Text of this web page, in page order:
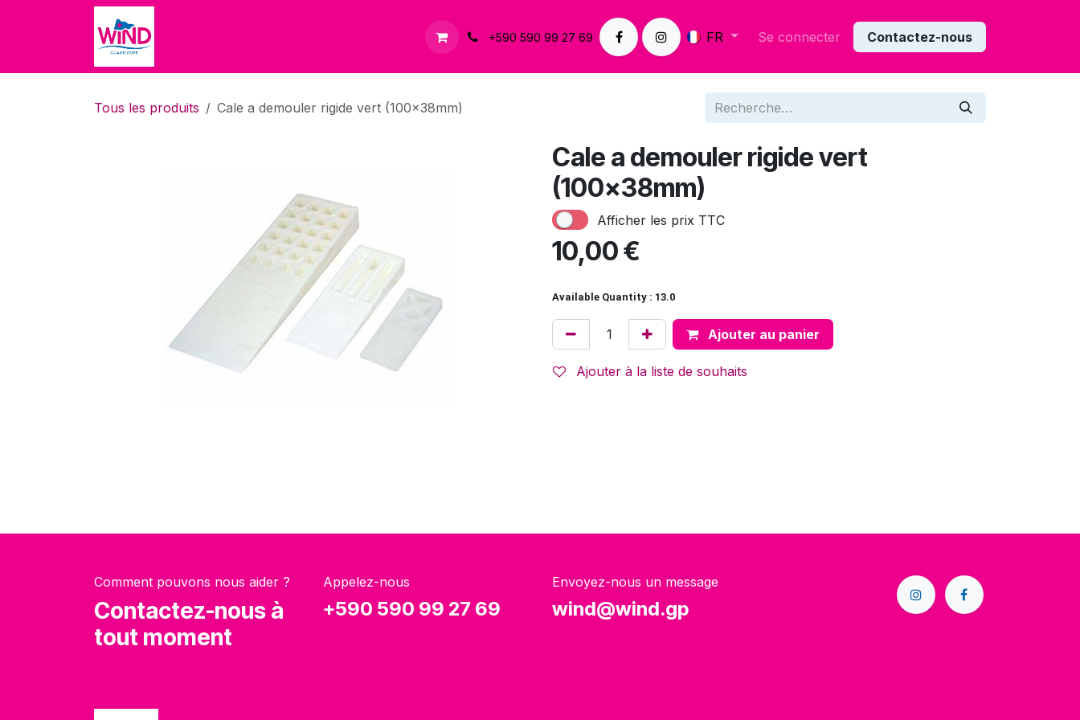
Se rendre au contenu
Contactez-nous+590 590 99 27 69 FR Se connecter Contactez-nous
Tous les produits Cale a demouler rigide vert (100x38mm)
Cale a demouler rigide vert
(100x38mm)
Afficher les prix TTC
10,00€
Available Quantity : 13.0
Ajouter au panier
Ajouter à la liste de souhaits
Comment pouvons nous aider ?
Contactez-nous à
tout moment
Appelez-nous
+590 590 99 27 69
Envoyez-nous un message
wind@wind.gp